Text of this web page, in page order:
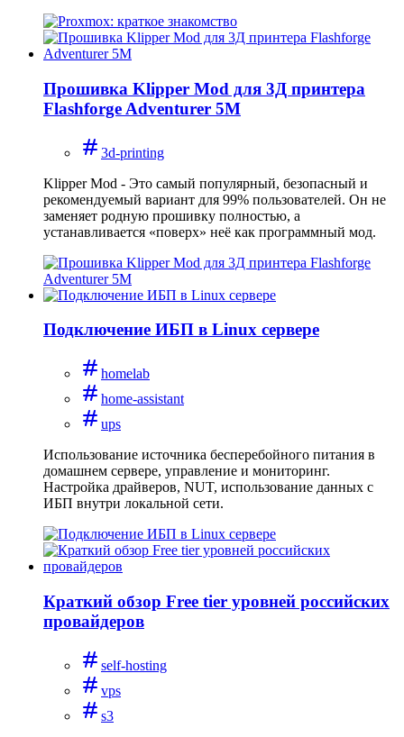
Прошивка Klipper Mod для 3Д принтера
Flashforge Adventurer 5M
3d-printing
Klipper Mod - Это самый популярный, безопасный и
рекомендуемый вариант для 99% пользователей. Он не
заменяет родную прошивку полностью, а
устанавливается «поверх» неё как программный мод.
Подключение ИБП в Linux сервере
homelab
home-assistant
ups
Использование источника бесперебойного питания в
домашнем сервере, управление и мониторинг.
Настройка драйверов, NUT, использование данных с
ИБП внутри локальной сети.
Краткий обзор Free tier уровней российских
провайдеров
self-hosting
vps
s3